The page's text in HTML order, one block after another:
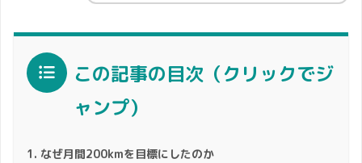
この記事の目次（クリックでジ
ャンプ）
なぜ月間200kmを目標にしたのか